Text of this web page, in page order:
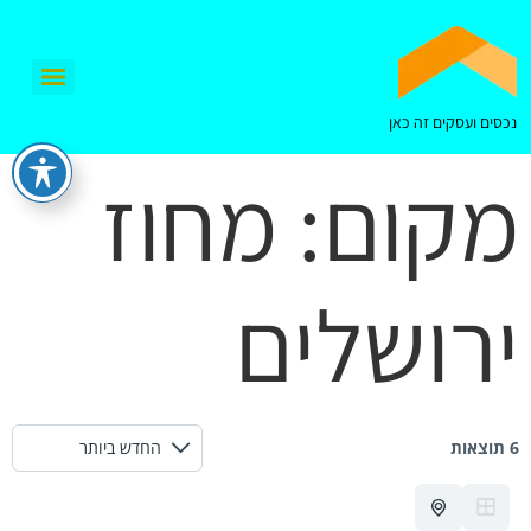
נכסים ועסקים זה כאן
מקום: מחוז
ירושלים
6 תוצאות